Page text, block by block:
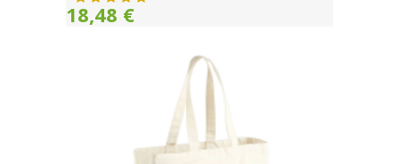
18,48 €